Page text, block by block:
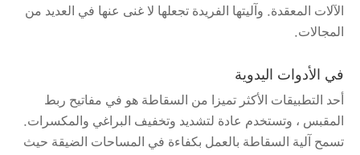
الآلات المعقدة. وآليتها الفريدة تجعلها لا غنى عنها في العديد من
المجالات.
في الأدوات اليدوية
أحد التطبيقات الأكثر تميزا من السقاطة هو في مفاتيح ربط
المقبس ، وتستخدم عادة لتشديد وتخفيف البراغي والمكسرات.
تسمح آلية السقاطة بالعمل بكفاءة في المساحات الضيقة حيث